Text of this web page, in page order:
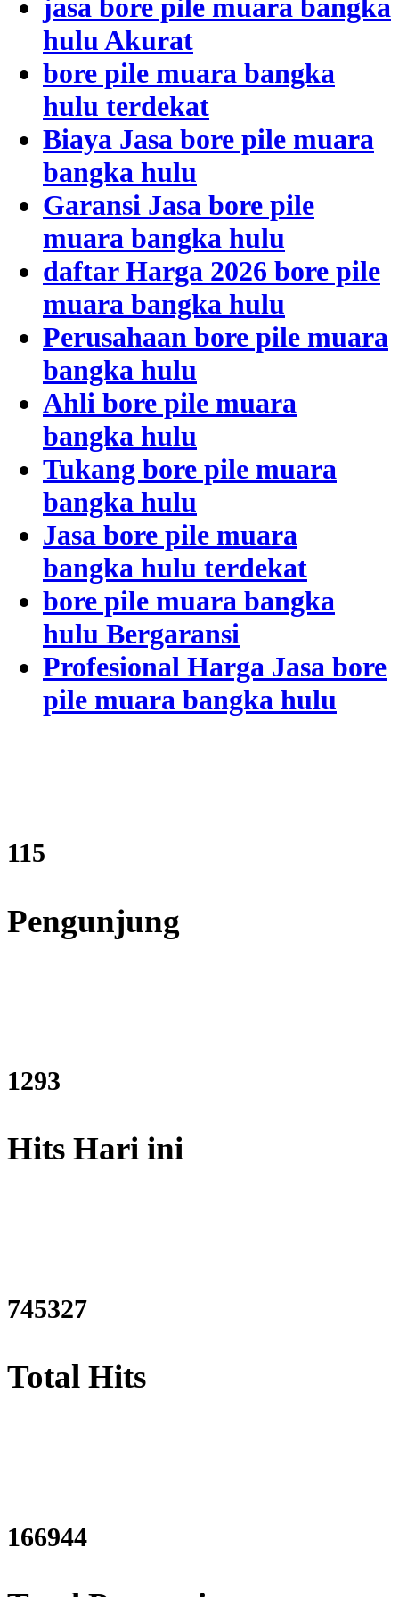
jasa bore pile muara bangka
hulu Akurat
bore pile muara bangka
hulu terdekat
Biaya Jasa bore pile muara
bangka hulu
Garansi Jasa bore pile
muara bangka hulu
daftar Harga 2026 bore pile
muara bangka hulu
Perusahaan bore pile muara
bangka hulu
Ahli bore pile muara
bangka hulu
Tukang bore pile muara
bangka hulu
Jasa bore pile muara
bangka hulu terdekat
bore pile muara bangka
hulu Bergaransi
Profesional Harga Jasa bore
pile muara bangka hulu
137
Pengunjung
1552
Hits Hari ini
901788
Total Hits
201990